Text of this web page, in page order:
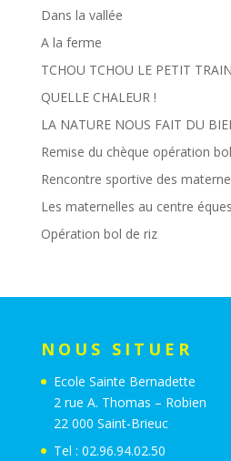
Dans la vallée
A la ferme
TCHOU TCHOU LE PETIT TRAIN
QUELLE CHALEUR !
LA NATURE NOUS FAIT DU
Remise du chèque opération
Rencontre sportive des
Les maternelles au centre
Opération bol de riz
NOUS SITUER
Ecole Sainte Bernadette
2 rue A. Thomas – Robien
22 000 Saint-Brieuc
Tel : 02.96.94.02.50